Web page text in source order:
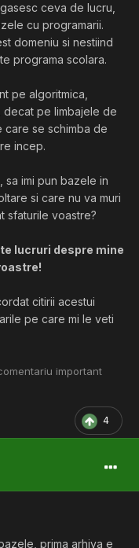
ceva de lucru,
cu programarii.
domeniu si nestiind
programa scolara.
pe algoritmica,
decat pe limbajele de
care se schimba de
incep.
sa imi pun bazele in
si care nu va muri
sfaturile voastre?
lucruri despre mine
citirii acestui
pe care mi le veti
important
4
prima arhiva e